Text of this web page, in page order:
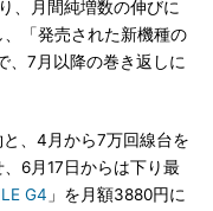
、月間純増数の伸びに
「発売された新機種の
、7月以降の巻き返しに
、4月から7万回線台を
6月17日からは下り最
G4 」を月額3880円に